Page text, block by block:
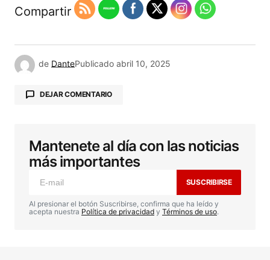
Compartir
de DantePublicado abril 10, 2025
DEJAR COMENTARIO
Tu dirección de correo electrónico no será
publicada. Los campos obligatorios están
marcados con *
Comentario*
Mantenete al día con las noticias
más importantes
SUSCRIBIRSE
Al presionar el botón Suscribirse, confirma que ha leído y
acepta nuestra Política de privacidad y Términos de uso.